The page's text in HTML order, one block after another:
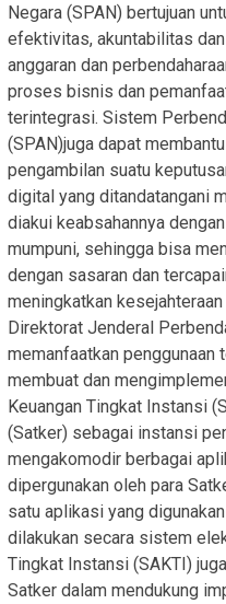
Negara (SPAN) bertujuan
efektivitas, akuntabilitas
anggaran dan
proses bisnis dan
terintegrasi. Sistem
(SPAN)juga dapat
pengambilan suatu
digital yang ditandatangani
diakui keabsahannya
mumpuni, sehingga bisa
dengan sasaran dan
meningkatkan
Direktorat Jenderal
memanfaatkan
membuat dan
Keuangan Tingkat Instansi
(Satker) sebagai instansi
mengakomodir berbagai
dipergunakan oleh para
satu aplikasi yang
dilakukan secara sistem
Tingkat Instansi (SAKTI)
Satker dalam mendukung